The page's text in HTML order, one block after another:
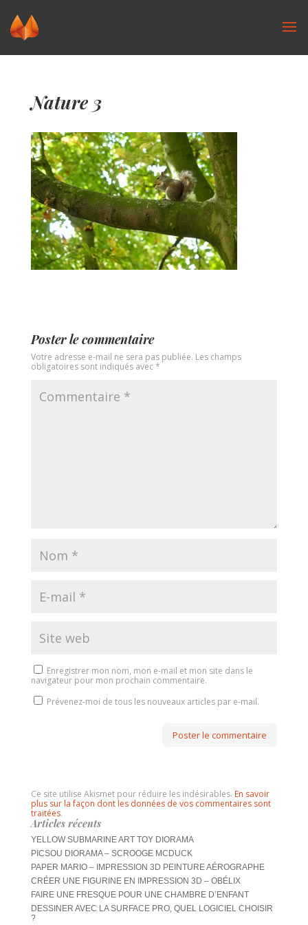
Nature 3
Poster le commentaire
Votre adresse e-mail ne sera pas publiée. Les champs
obligatoires sont indiqués avec*
Enregistrer mon nom, mon e-mail et mon site dans le
navigateur pour mon prochain commentaire.
Prévenez-moi de tous les nouveaux articles par e-mail.
Ce site utilise Akismet pour réduire les indésirables. En savoir
plus sur la façon dont les données de vos commentaires sont
traitées.
Articles récents
YELLOW SUBMARINE ART TOY DIORAMA
PICSOU DIORAMA – SCROOGE MCDUCK
PAPER MARIO – IMPRESSION 3D PEINTURE AÉROGRAPHE
CRÉER UNE FIGURINE EN IMPRESSION 3D – OBÉLIX
FAIRE UNE FRESQUE POUR UNE CHAMBRE D’ENFANT
DESSINER AVEC LA SURFACE PRO, QUEL LOGICIEL CHOISIR
?